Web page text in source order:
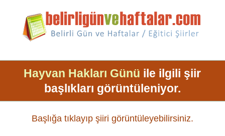
Hayvan Hakları Günü ile ilgili şiir
başlıkları görüntüleniyor.
Başlığa tıklayıp şiiri görüntüleyebilirsiniz.